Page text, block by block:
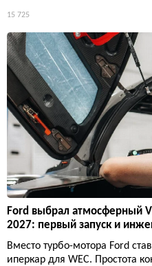
15 725
Ford выбрал атмосферный
2027: первый запуск и
Вместо турбо-мотора Ford
иперкар для WEC. Простота